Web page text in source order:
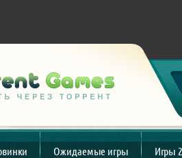
Ожидаемые игры Игры